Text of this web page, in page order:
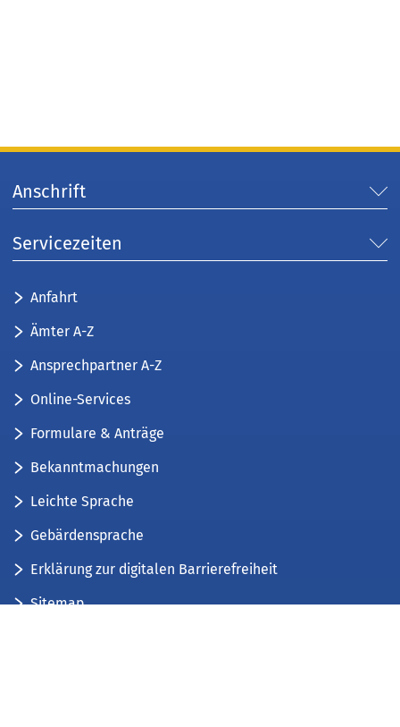
Anschrift
Servicezeiten
Anfahrt
Ämter A-Z
Ansprechpartner A-Z
Online-Services
Formulare & Anträge
Bekanntmachungen
Leichte Sprache
Gebärdensprache
Erklärung zur digitalen Barrierefreiheit
Sitemap